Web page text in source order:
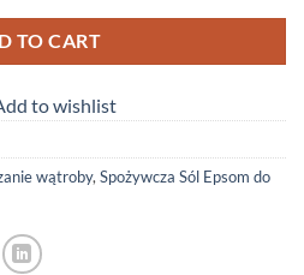
TO CART
to wishlist
wątroby, Spożywcza Sól Epsom do